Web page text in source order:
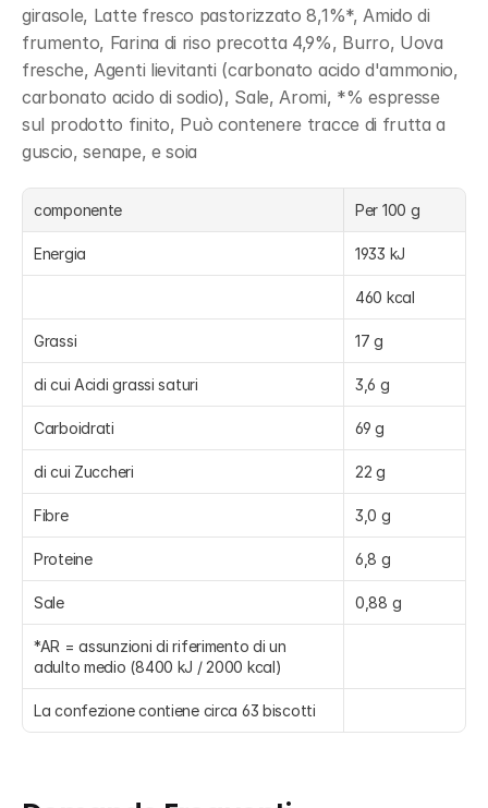
girasole, Latte fresco pastorizzato 8,1%*, Amido di
frumento, Farina di riso precotta 4,9%, Burro, Uova
fresche, Agenti lievitanti (carbonato acido d'ammonio,
carbonato acido di sodio), Sale, Aromi, *% espresse
sul prodotto finito, Può contenere tracce di frutta a
guscio, senape, e soia
componente Per 100 g
Energia 1933 kJ
460 kcal
Grassi 17 g
di cui Acidi grassi saturi 3,6 g
Carboidrati 69 g
di cui Zuccheri 22 g
Fibre 3,0 g
Proteine 6,8 g
Sale 0,88 g
*AR = assunzioni di riferimento di un
adulto medio (8400 kJ / 2000 kcal)
La confezione contiene circa 63 biscotti